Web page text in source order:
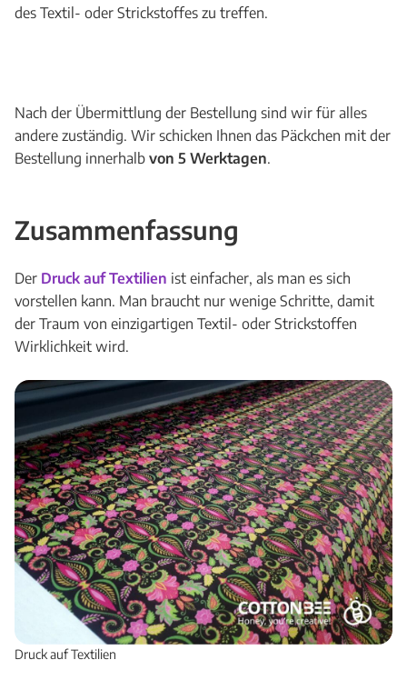
des Textil- oder Strickstoffes zu treffen.
Nach der Übermittlung der Bestellung sind wir für alles
andere zuständig. Wir schicken Ihnen das Päckchen mit der
Bestellung innerhalb von 5 Werktagen.
Zusammenfassung
Der Druck auf Textilien ist einfacher, als man es sich
vorstellen kann. Man braucht nur wenige Schritte, damit
der Traum von einzigartigen Textil- oder Strickstoffen
Wirklichkeit wird.
Druck auf Textilien